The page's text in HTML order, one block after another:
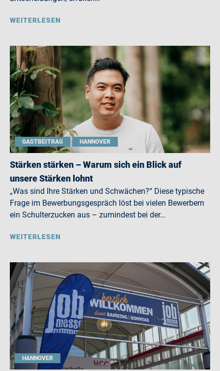
WEITERLESEN
GASTBEITRAG HANNOVER
Stärken stärken – Warum sich ein Blick auf
unsere Stärken lohnt
„Was sind Ihre Stärken und Schwächen?“ Diese typische
Frage im Bewerbungsgespräch löst bei vielen Bewerbern
ein Schulterzucken aus – zumindest bei der…
WEITERLESEN
HANNOVER